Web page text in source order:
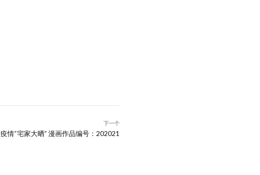
下一个
疫情“宅家大晒” 漫画作品编号：202021